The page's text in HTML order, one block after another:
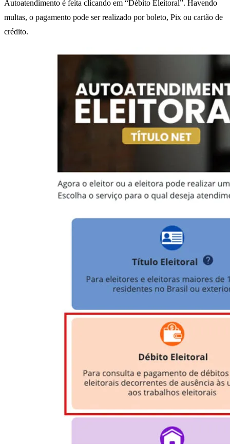
Autoatendimento é feita clicando em “Débito Eleitoral”. Havendo
multas, o pagamento pode ser realizado por boleto, Pix ou cartão de
crédito.